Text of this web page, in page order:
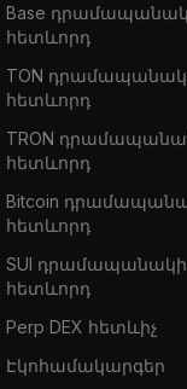
Base
հետևորդ
TON
հետևորդ
TRON
հետևորդ
Bitcoin
հետևորդ
SUI դրամապանակի
հետևորդ
Perp DEX հետևիչ
Էկոհամակարգեր